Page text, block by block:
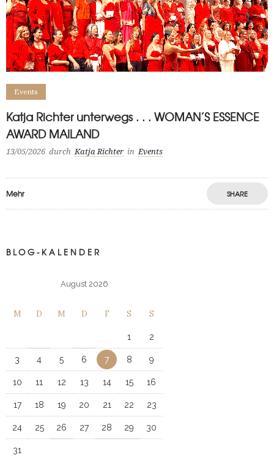
Events
Katja Richter unterwegs . . . WOMAN’S ESSENCE
AWARD MAILAND
13/05/2026 durch Katja Richter in Events
Mehr SHARE
BLOG-KALENDER
August 2026
M D M D F S S
1 2
3 4 5 6 7 8 9
10 11 12 13 14 15 16
17 18 19 20 21 22 23
24 25 26 27 28 29 30
31